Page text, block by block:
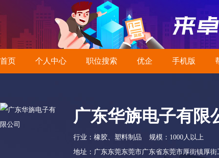
首页 个人中心 职位搜索 优企 手机版
广东华旃电子有限
行业：橡胶、塑料制品
规模：1000人以上
地址：广东东莞东莞市广东省东莞市厚街镇厚街